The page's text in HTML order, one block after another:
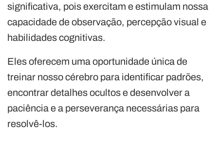
significativa, pois exercitam e estimulam nossa
capacidade de observação, percepção visual e
habilidades cognitivas.
Eles oferecem uma oportunidade única de
treinar nosso cérebro para identificar padrões,
encontrar detalhes ocultos e desenvolver a
paciência e a perseverança necessárias para
resolvê-los.